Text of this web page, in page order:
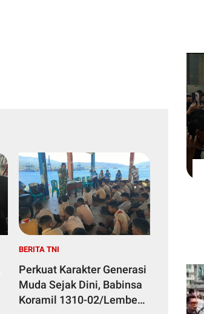
BERITA TNI
Perkuat Karakter Generasi
Muda Sejak Dini, Babinsa
Koramil 1310-02/Lembeh